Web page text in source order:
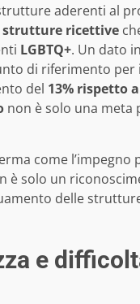
aderenti al
strutture ricettive
LGBTQ+. Un dato
di riferimento
del 13% rispetto
non è solo una meta
come
è solo un
delle
e